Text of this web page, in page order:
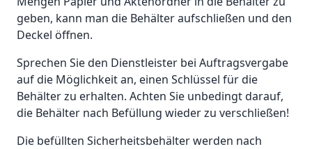
geben, kann man die Behälter aufschließen und den
Deckel öffnen.
Sprechen Sie den Dienstleister bei Auftragsvergabe
auf die Möglichkeit an, einen Schlüssel für die
Behälter zu erhalten. Achten Sie unbedingt darauf,
die Behälter nach Befüllung wieder zu verschließen!
Die befüllten Sicherheitsbehälter werden nach